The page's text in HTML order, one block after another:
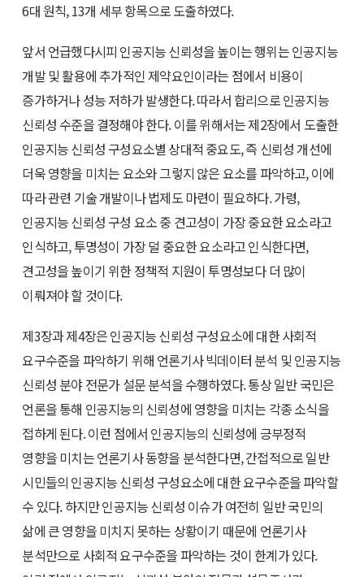
6대 원칙, 13개 세부 항목으로 도출하였다.
앞서 언급했다시피 인공지능 신뢰성을 높이는 행위는 인공지능
개발 및 활용에 추가적인 제약요인이라는 점에서 비용이
증가하거나 성능 저하가 발생한다. 따라서 합리으로 인공지능
신뢰성 수준을 결정해야 한다. 이를 위해서는 제2장에서 도출한
인공지능 신뢰성 구성요소별 상대적 중요도, 즉 신뢰성 개선에
더욱 영향을 미치는 요소와 그렇지 않은 요소를 파악하고, 이에
따라 관련 기술 개발이나 법제도 마련이 필요하다. 가령,
인공지능 신뢰성 구성 요소 중 견고성이 가장 중요한 요소라고
인식하고, 투명성이 가장 덜 중요한 요소라고 인식한다면,
견고성을 높이기 위한 정책적 지원이 투명성보다 더 많이
이뤄져야 할 것이다.
제3장과 제4장은 인공지능 신뢰성 구성요소에 대한 사회적
요구수준을 파악하기 위해 언론기사 빅데이터 분석 및 인공지능
신뢰성 분야 전문가 설문 분석을 수행하였다. 통상 일반 국민은
언론을 통해 인공지능의 신뢰성에 영향을 미치는 각종 소식을
접하게 된다. 이런 점에서 인공지능의 신뢰성에 긍부정적
영향을 미치는 언론기사 동향을 분석한다면, 간접적으로 일반
시민들의 인공지능 신뢰성 구성요소에 대한 요구수준을 파악할
수 있다. 하지만 인공지능 신뢰성 이슈가 여전히 일반 국민의
삶에 큰 영향을 미치지 못하는 상황이기 때문에 언론기사
분석만으로 사회적 요구수준을 파악하는 것이 한계가 있다.